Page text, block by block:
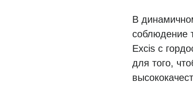
В
соблюдение
Excis с
для того,